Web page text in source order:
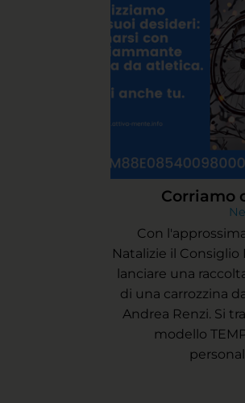
Corriamo
Con
Natalizie il
lanciare una
di una carrozzina
Andrea Renzi. Si
modello